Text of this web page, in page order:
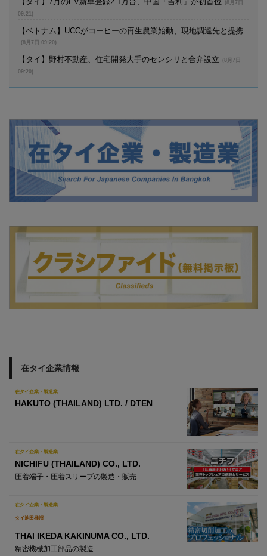
(8月7日
09:21)
【ベトナム】UCCがコーヒーの再生農業始動、現地調達先と提携
(8月7日 09:20)
【タイ】野村不動産、住宅開発大手のセンシリと合弁設立
(8月7日
09:20)
在タイ企業情報
在タイ企業・製造業
HAKUTO (THAILAND) LTD. / DTEN
在タイ企業・製造業
NICHIFU (THAILAND) CO., LTD.
圧着端子・圧着スリーブの製造・販売
在タイ企業・製造業
タイ池田柿沼
THAI IKEDA KAKINUMA CO., LTD.
精密機械加工部品の製造